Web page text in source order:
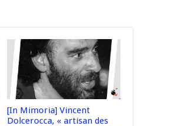
[In Mimoria] Vincent
Dolcerocca, « artisan des